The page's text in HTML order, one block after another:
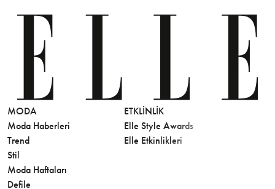
MODA
Moda Haberleri
Trend
Stil
Moda Haftaları
Defile
ETKLINLIK
Elle Style Awards
Elle Etkinlikleri